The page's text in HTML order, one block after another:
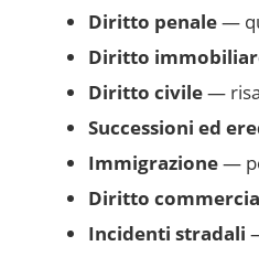
Diritto penale—
Diritto
Diritto civile—
Successioni ed
Immigrazione—
Diritto
Incidenti stradali